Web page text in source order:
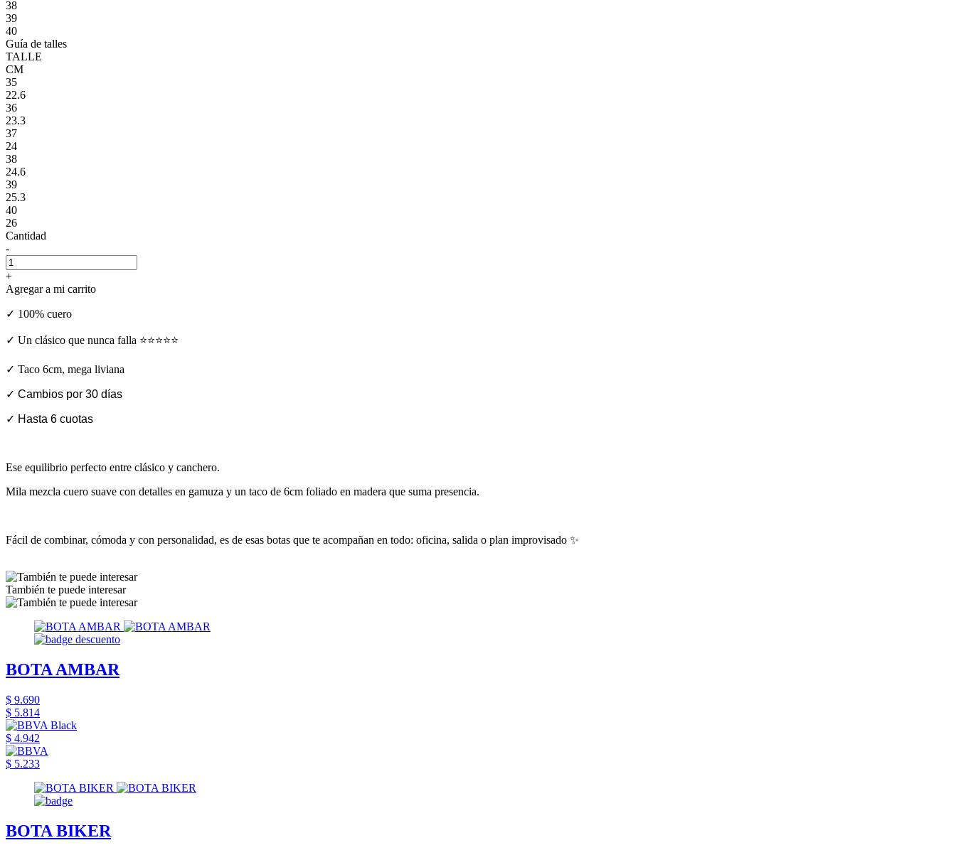
38
39
40
Guía de talles
TALLE
CM
35
22.6
36
23.3
37
24
38
24.6
39
25.3
40
26
Cantidad
-
+
Agregar a mi carrito
✓ 100% cuero
✓ Un clásico que nunca falla ⭐⭐⭐⭐⭐
✓ Taco 6cm, mega liviana
✓ Cambios por 30 días
✓ Hasta 6 cuotas
Ese equilibrio perfecto entre clásico y canchero.
Mila mezcla cuero suave con detalles en gamuza y un taco de 6cm foliado en madera que suma presencia.
Fácil de combinar, cómoda y con personalidad, es de esas botas que te acompañan en todo: oficina, salida o plan improvisado ✨
También te puede interesar
BOTA AMBAR
$ 9.690
$ 5.814
$ 4.942
$ 5.233
BOTA BIKER